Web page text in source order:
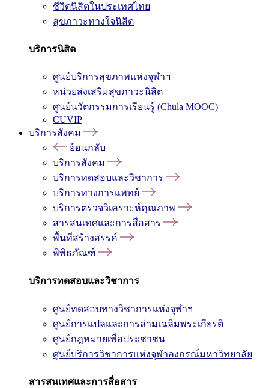
ชีวิตนิสิตในประเทศไทย
สุขภาวะทางใจนิสิต
บริการนิสิต
ศูนย์บริการสุขภาพแห่งจุฬาฯ
หน่วยส่งเสริมสุขภาวะนิสิต
ศูนย์นวัตกรรมการเรียนรู้ (Chula MOOC)
CUVIP
บริการสังคม
ย้อนกลับ
บริการสังคม
บริการทดสอบและวิชาการ
บริการทางการแพทย์
บริการตรวจวิเคราะห์คุณภาพ
สารสนเทศและการสื่อสาร
พื้นที่สร้างสรรค์
พิพิธภัณฑ์
บริการทดสอบและวิชาการ
ศูนย์ทดสอบทางวิชาการแห่งจุฬาฯ
ศูนย์การแปลและการล่ามเฉลิมพระเกียรติ
ศูนย์กฎหมายเพื่อประชาชน
ศูนย์บริการวิชาการแห่งจุฬาลงกรณ์มหาวิทยาลัย
สารสนเทศและการสื่อสาร